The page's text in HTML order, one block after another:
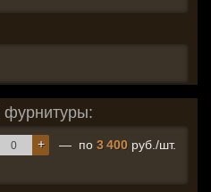
фурнитуры:
+ — по 3 400 руб./шт.